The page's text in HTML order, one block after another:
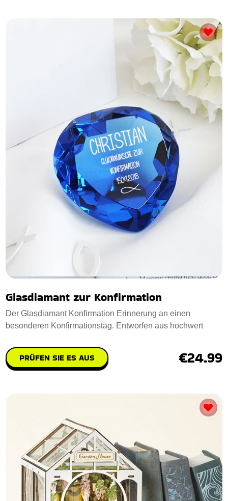
Glasdiamant zur Konfirmation
Der Glasdiamant Konfirmation Erinnerung an einen
besonderen Konfirmationstag. Entworfen aus hochwert
PRÜFEN SIE ES AUS €24.99